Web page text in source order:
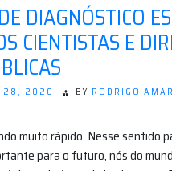
DIAGNÓSTICO
CIENTISTAS E
28, 2020 BY RODRIGO
muito rápido. Nesse
para o futuro, nós do